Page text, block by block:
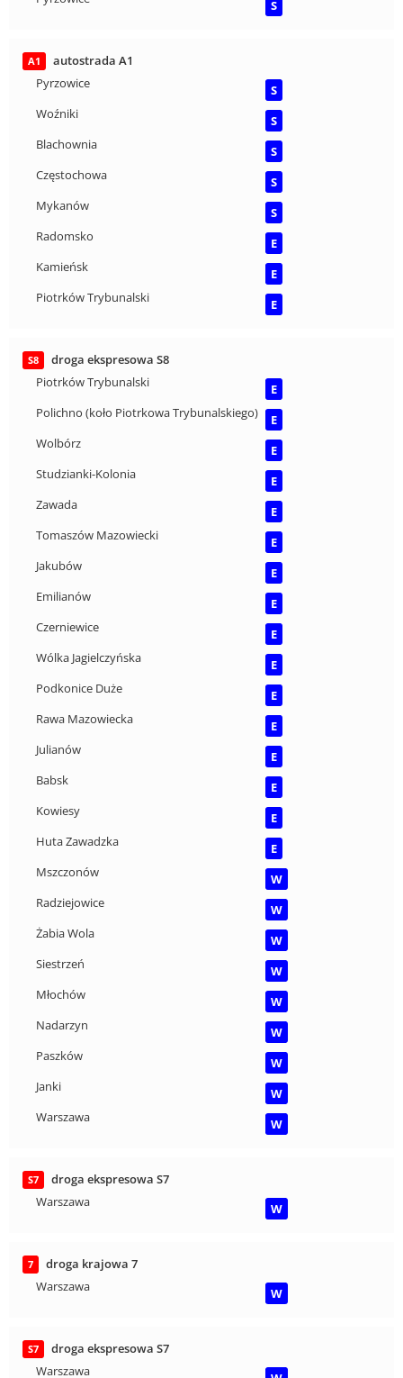
S
A1
autostrada A1
Pyrzowice
S
Woźniki
S
Blachownia
S
Częstochowa
S
Mykanów
S
Radomsko
E
Kamieńsk
E
Piotrków Trybunalski
E
S8
droga ekspresowa S8
Piotrków Trybunalski
E
Polichno (koło Piotrkowa Trybunalskiego)
E
Wolbórz
E
Studzianki-Kolonia
E
Zawada
E
Tomaszów Mazowiecki
E
Jakubów
E
Emilianów
E
Czerniewice
E
Wólka Jagielczyńska
E
Podkonice Duże
E
Rawa Mazowiecka
E
Julianów
E
Babsk
E
Kowiesy
E
Huta Zawadzka
E
Mszczonów
W
Radziejowice
W
Żabia Wola
W
Siestrzeń
W
Młochów
W
Nadarzyn
W
Paszków
W
Janki
W
Warszawa
W
S7
droga ekspresowa S7
Warszawa
W
7
droga krajowa 7
Warszawa
W
S7
droga ekspresowa S7
Warszawa